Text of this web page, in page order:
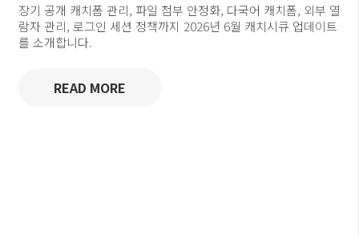
장기 공개 캐치폼 관리, 파일 첨부 안정화, 다국어 캐치폼, 외부 열
람자 관리, 로그인 세션 정책까지 2026년 6월 캐치시큐 업데이트
를 소개합니다.
READ MORE